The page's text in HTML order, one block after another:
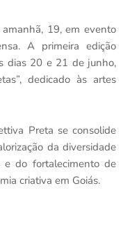
19, em evento
A primeira edição
dias 20 e 21 de junho,
dedicado às artes
Preta se consolide
da diversidade
e do fortalecimento de
criativa em Goiás.